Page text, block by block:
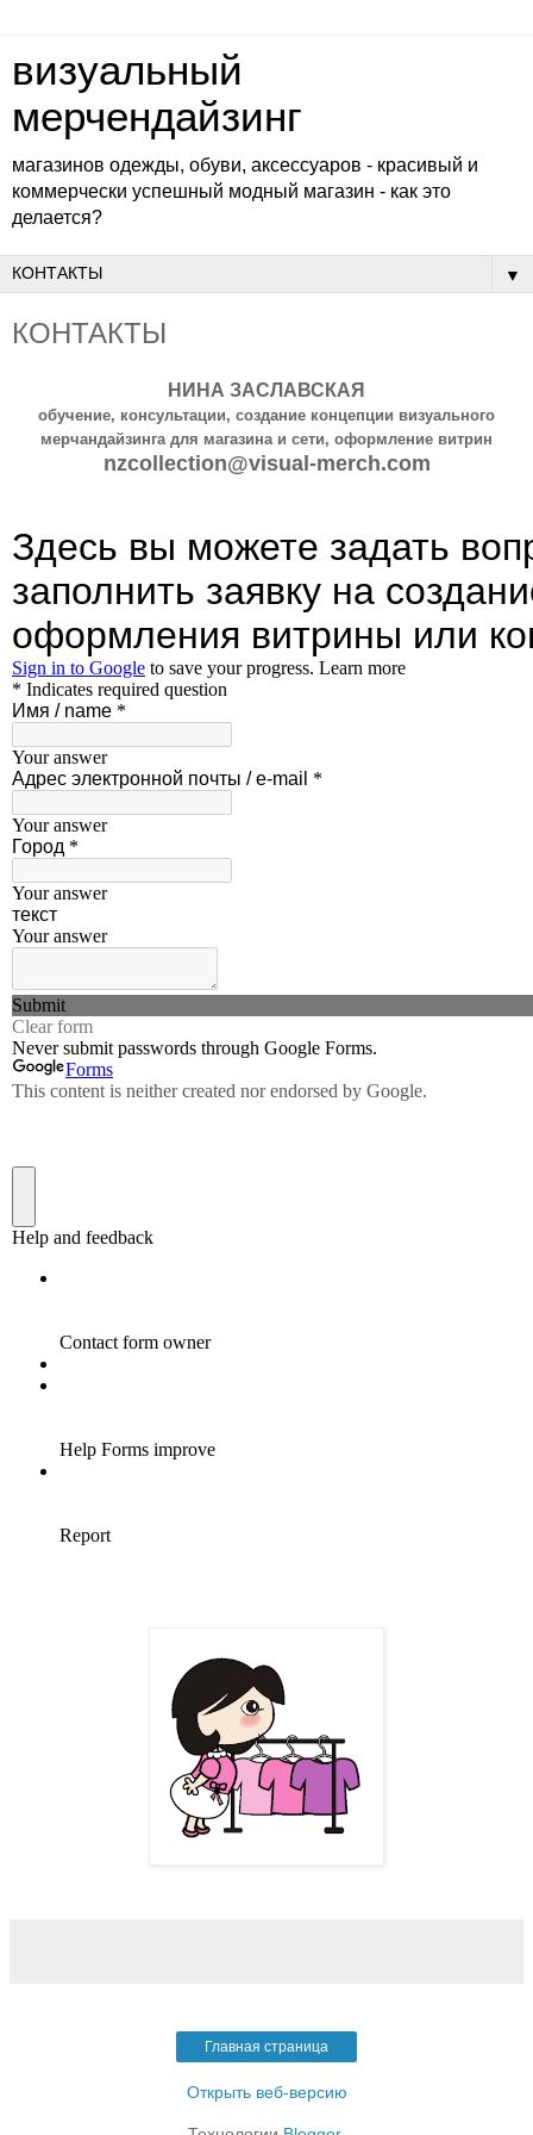
визуальный
мерчендайзинг
магазинов одежды, обуви, аксессуаров - красивый и
коммерчески успешный модный магазин - как это
делается?
▼
КОНТАКТЫ
НИНА ЗАСЛАВСКАЯ
обучение, консультации, создание концепции визуального
мерчандайзинга для магазина и сети, оформление витрин
nzcollection@visual-merch.com
Главная страница
Открыть веб-версию